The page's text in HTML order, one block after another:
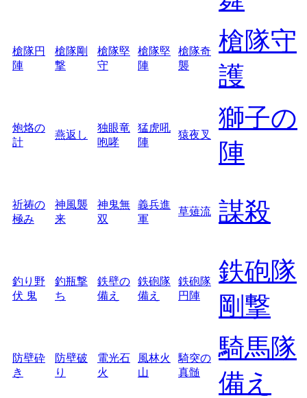
槍隊円
陣
槍隊剛
撃
槍隊堅
守
槍隊堅
陣
槍隊奇
襲
槍隊守
護
炮烙の
計
燕返し
独眼竜
咆哮
猛虎吼
陣
猿夜叉
獅子の
陣
祈祷の
極み
神風襲
来
神鬼無
双
義兵進
軍
草薙流 謀殺
釣り野
伏 鬼
釣瓶撃
ち
鉄壁の
備え
鉄砲隊
備え
鉄砲隊
円陣
鉄砲隊
剛撃
防壁砕
き
防壁破
り
電光石
火
風林火
山
騎突の
真髄
騎馬隊
備え